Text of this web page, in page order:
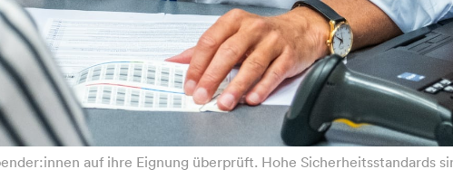
auf ihre Eignung überprüft. Hohe Sicherheitsstandards